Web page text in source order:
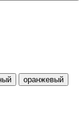
оранжевый